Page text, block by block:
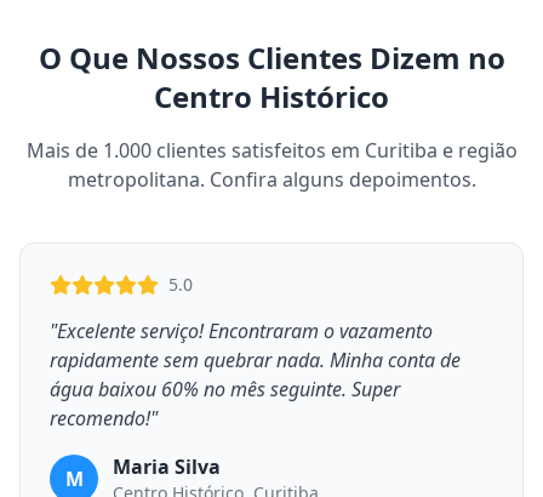
O Que Nossos Clientes Dizem no
Centro Histórico
Mais de 1.000 clientes satisfeitos em Curitiba e região
metropolitana. Confira alguns depoimentos.
5.0
"Excelente serviço! Encontraram o vazamento
rapidamente sem quebrar nada. Minha conta de
água baixou 60% no mês seguinte. Super
recomendo!"
M Maria Silva